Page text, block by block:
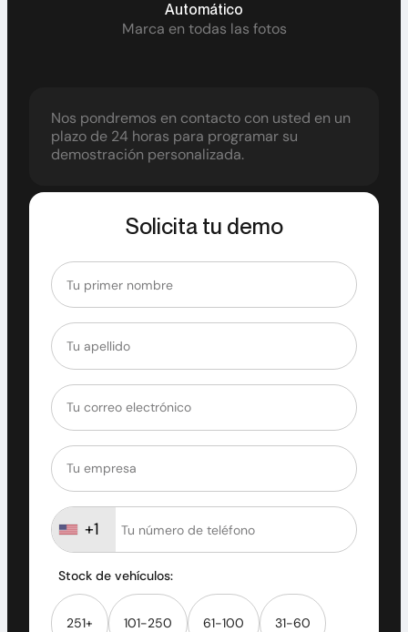
Automático
Marca en todas las fotos
Nos pondremos en contacto con usted en un
plazo de 24 horas para programar su
demostración personalizada.
Solicita tu demo
+1
Stock de vehículos:
251+ 101-250 61-100 31-60